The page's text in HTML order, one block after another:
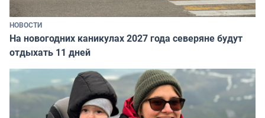
НОВОСТИ
На новогодних каникулах 2027 года северяне будут
отдыхать 11 дней